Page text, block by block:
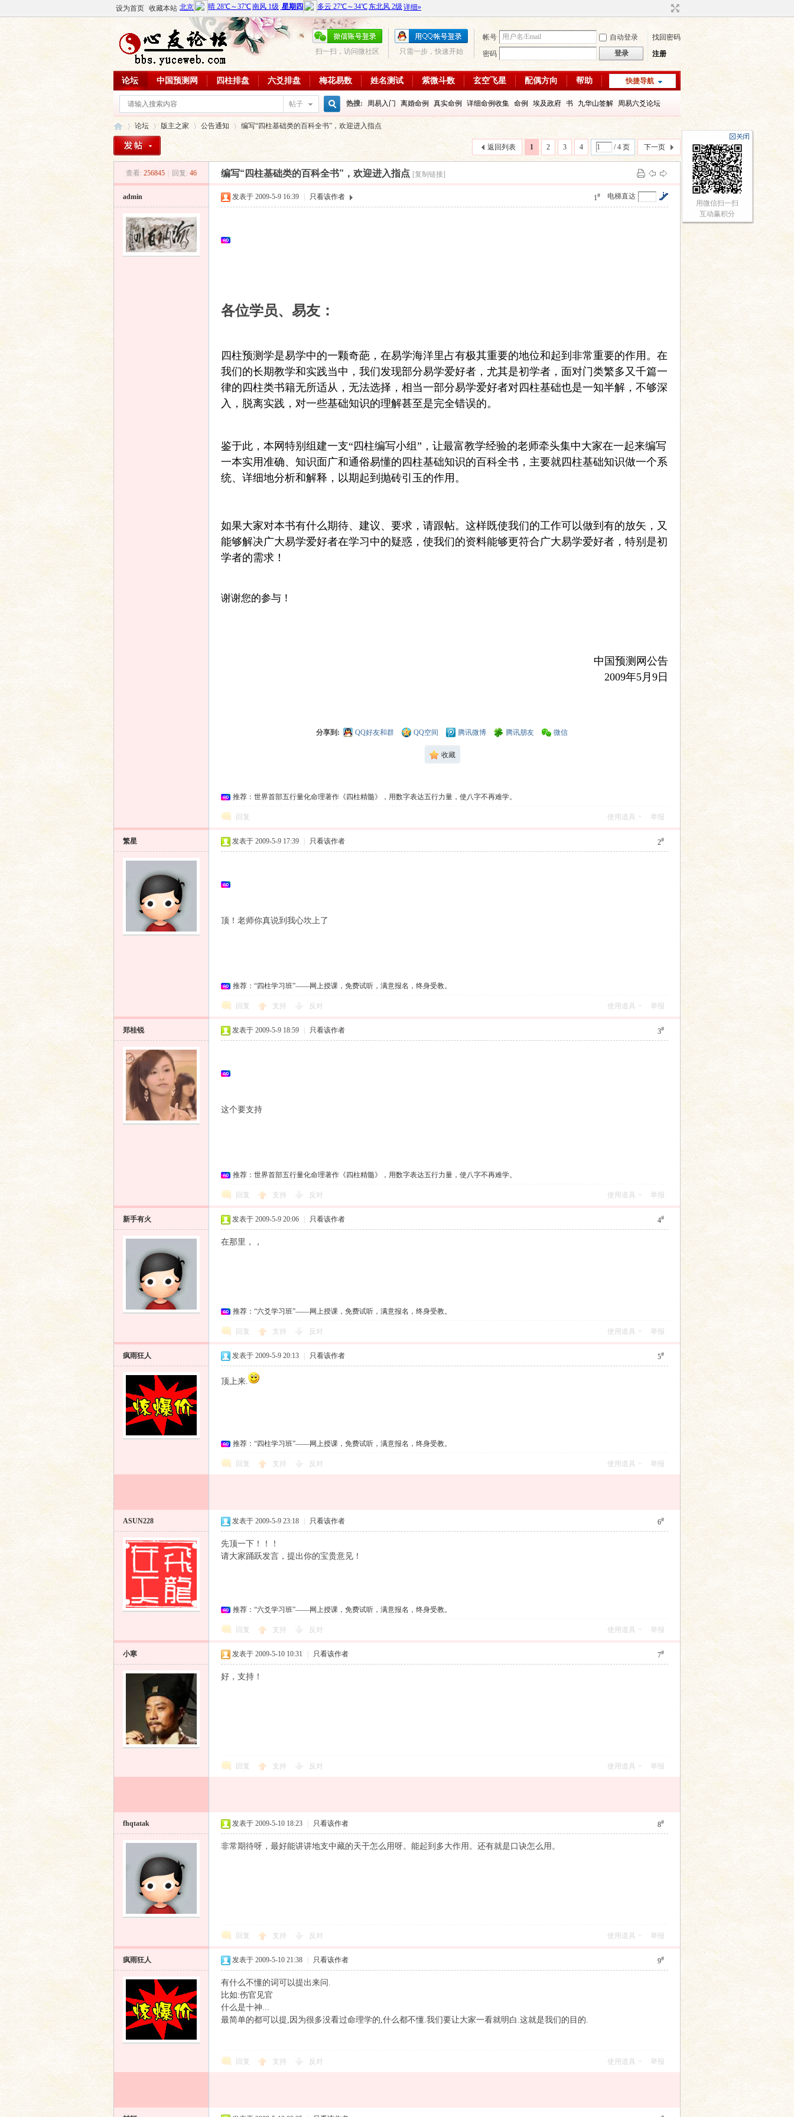
设为首页 收藏本站
帐号 自动登录
找回密码
密码
登录 注册
只需一步，快速开始
扫一扫，访问微社区
快捷导航
论坛 中国预测网 四柱排盘 六爻排盘 梅花易数 姓名测试 紫微斗数 玄空飞星 配偶方向 帮助
帖子
搜
索
热搜: 周易入门 离婚命例 真实命例 详细命例收集 命例 埃及政府 书 九华山签解 周易六爻论坛
周易教学视频 富贵八字命例 八字教程 每日一理65
每日一理85
»
论坛
›
版主之家
›
公告通知
›
编写“四柱基础类的百科全书”，欢迎进入指点
1 2 3 4 / 4 页 下一页
返回列表
查看: 256845 回复: 46 编写“四柱基础类的百科全书”，欢迎进入指点 [复制链接]
admin 电梯直达
1#
发表于 2009-5-9 16:39 只看该作者
各位学员、易友：
四柱预测学是易学中的一颗奇葩，在易学海洋里占有极其重要的地位和起到非常重要的作用。在
我们的长期教学和实践当中，我们发现部分易学爱好者，尤其是初学者，面对门类繁多又千篇一
律的四柱类书籍无所适从，无法选择，相当一部分易学爱好者对四柱基础也是一知半解，不够深
入，脱离实践，对一些基础知识的理解甚至是完全错误的。
鉴于此，本网特别组建一支“四柱编写小组”，让最富教学经验的老师牵头集中大家在一起来编写
一本实用准确、知识面广和通俗易懂的四柱基础知识的百科全书，主要就四柱基础知识做一个系
统、详细地分析和解释，以期起到抛砖引玉的作用。
如果大家对本书有什么期待、建议、要求，请跟帖。这样既使我们的工作可以做到有的放矢，又
能够解决广大易学爱好者在学习中的疑惑，使我们的资料能够更符合广大易学爱好者，特别是初
学者的需求！
谢谢您的参与！
中国预测网公告
2009年5月9日
分享到: QQ好友和群 QQ空间 腾讯微博 腾讯朋友 微信
收藏
推荐：世界首部五行量化命理著作《四柱精髓》，用数字表达五行力量，使八字不再难学。
回复 使用道具 举报
繁星 2#
发表于 2009-5-9 17:39 只看该作者
顶！老师你真说到我心坎上了
推荐：“四柱学习班”——网上授课，免费试听，满意报名，终身受教。
回复 支持 反对 使用道具 举报
郑桂锐 3#
发表于 2009-5-9 18:59 只看该作者
这个要支持
推荐：世界首部五行量化命理著作《四柱精髓》，用数字表达五行力量，使八字不再难学。
回复 支持 反对 使用道具 举报
新手有火 4#
发表于 2009-5-9 20:06 只看该作者
在那里，，
推荐：“六爻学习班”——网上授课，免费试听，满意报名，终身受教。
回复 支持 反对 使用道具 举报
疯雨狂人 5#
发表于 2009-5-9 20:13 只看该作者
顶上来.
推荐：“四柱学习班”——网上授课，免费试听，满意报名，终身受教。
回复 支持 反对 使用道具 举报
ASUN228 6#
发表于 2009-5-9 23:18 只看该作者
先顶一下！！！
请大家踊跃发言，提出你的宝贵意见！
推荐：“六爻学习班”——网上授课，免费试听，满意报名，终身受教。
回复 支持 反对 使用道具 举报
小寒 7#
发表于 2009-5-10 10:31 只看该作者
好，支持！
回复 支持 反对 使用道具 举报
fhqtatak 8#
发表于 2009-5-10 18:23 只看该作者
非常期待呀，最好能讲讲地支中藏的天干怎么用呀。能起到多大作用。还有就是口诀怎么用。
回复 支持 反对 使用道具 举报
疯雨狂人 9#
发表于 2009-5-10 21:38 只看该作者
有什么不懂的词可以提出来问.
比如:伤官见官
什么是十神...
最简单的都可以提,因为很多没看过命理学的,什么都不懂.我们要让大家一看就明白.这就是我们的目的.
回复 支持 反对 使用道具 举报
用微信扫一扫
互动赢积分